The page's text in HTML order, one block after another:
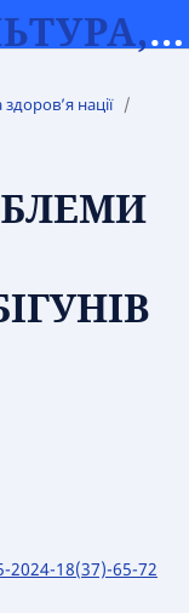
ФІЗИЧНА КУЛЬТУРА, СПОРТ ТА ЗДОРОВ’Я НАЦІЇ
нації /
18(37)-65-72